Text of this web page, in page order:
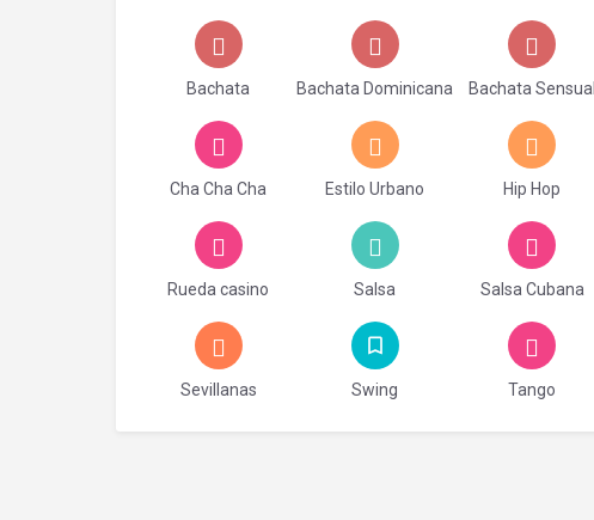
Bachata Bachata Dominicana Bachata Sensual
Cha Cha Cha Estilo Urbano Hip Hop
Rueda casino Salsa Salsa Cubana
Sevillanas Swing Tango